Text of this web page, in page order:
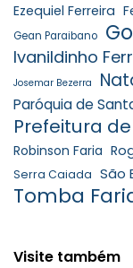
Ezequiel Ferreira
Gean Paraibano
Ivanildinho
Josemar Bezerra
Paróquia de
Prefeitura
Robinson Faria
Serra Caiada São
Tomba
Visite também